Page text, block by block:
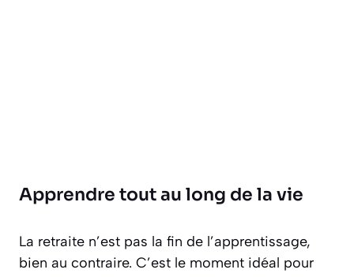
Apprendre tout au long de la vie
La retraite n’est pas la fin de l’apprentissage,
bien au contraire. C’est le moment idéal pour